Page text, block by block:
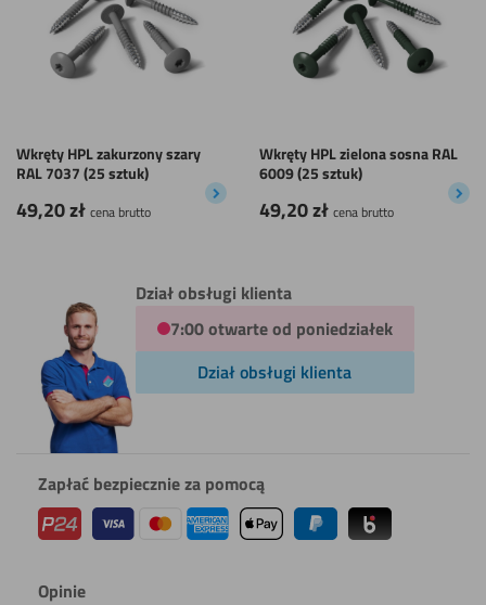
Wkręty HPL zakurzony szary
RAL 7037 (25 sztuk)
49,20zł cena brutto
Wkręty HPL zielona sosna RAL
6009 (25 sztuk)
49,20zł cena brutto
Dział obsługi klienta
7:00 otwarte od poniedziałek
Dział obsługi klienta
Zapłać bezpiecznie za pomocą
Opinie